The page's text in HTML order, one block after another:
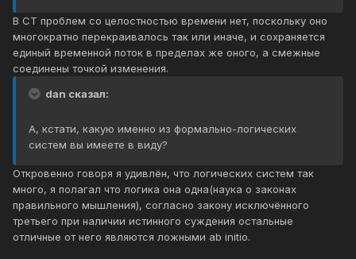
В СТ проблем со целостностью времени нет, поскольку оно
многократно перекраивалось так или иначе, и сохраняется
единый временной поток в пределах же оного, а смежные
соединены точкой изменения.
dan сказал:
А, кстати, какую именно из формально-логических
систем вы имеете в виду?
Откровенно говоря я удивлён, что логических систем так
много, я полагал что логика она одна(наука о законах
правильного мышления), согласно закону исключённого
третьего при наличии истинного суждения остальные
отличные от него являются ложными ab initio.